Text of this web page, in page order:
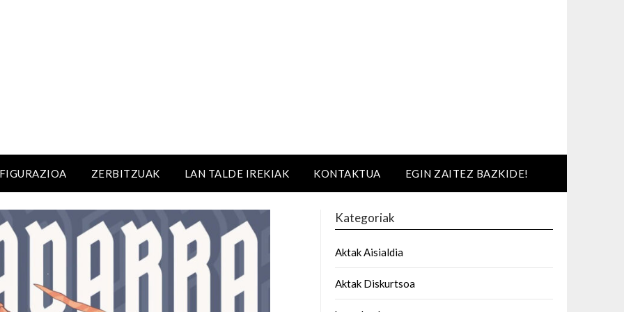
ZERBITZUAK LAN TALDE IREKIAK KONTAKTUA EGIN ZAITEZ BAZKIDE!
Kategoriak
Aktak Aisialdia
Aktak Diskurtsoa